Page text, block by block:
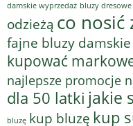
damskie wyprzedaż bluzy dresowe
odzieżą co nosić
fajne bluzy damskie
kupować
najlepsze promocje
dla 50 latki jakie
bluzę kup bluzę kup